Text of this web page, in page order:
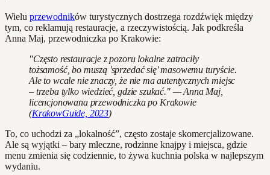
Wielu przewodników turystycznych dostrzega rozdźwięk między
tym, co reklamują restauracje, a rzeczywistością. Jak podkreśla
Anna Maj, przewodniczka po Krakowie:
"Często restauracje z pozoru lokalne zatraciły
tożsamość, bo muszą 'sprzedać się' masowemu turyście.
Ale to wcale nie znaczy, że nie ma autentycznych miejsc
– trzeba tylko wiedzieć, gdzie szukać." — Anna Maj,
licencjonowana przewodniczka po Krakowie
(KrakowGuide, 2023)
To, co uchodzi za „lokalność”, często zostaje skomercjalizowane.
Ale są wyjątki – bary mleczne, rodzinne knajpy i miejsca, gdzie
menu zmienia się codziennie, to żywa kuchnia polska w najlepszym
wydaniu.